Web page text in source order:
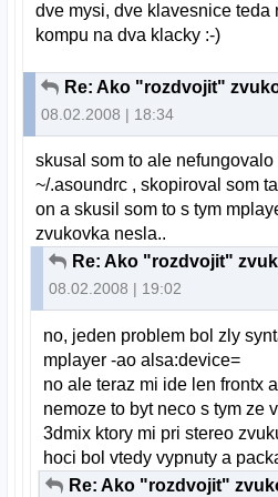
dve mysi, dve klavesnice
kompu na dva klacky :-)
08.02.2008 | 18:34
skusal som to ale
~/.asoundrc , skopiroval som
on a skusil som to s tym
zvukovka nesla..
08.02.2008 | 19:02
no, jeden problem bol zly
mplayer -ao alsa:device=
no ale teraz mi ide len frontx
nemoze to byt neco s tym ze
3dmix ktory mi pri stereo
hoci bol vtedy vypnuty a